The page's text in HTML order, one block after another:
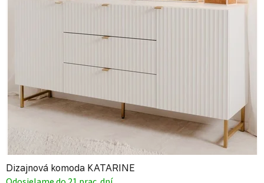
Dizajnová komoda KATARINE